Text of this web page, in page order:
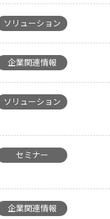
ソリューション
企業関連情報
ソリューション
セミナー
企業関連情報